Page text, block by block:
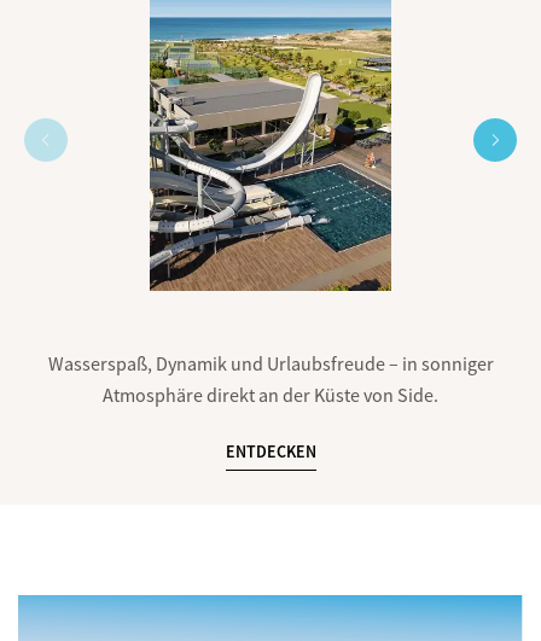
Wasserspaß, Dynamik und Urlaubsfreude – in sonniger
Atmosphäre direkt an der Küste von Side.
ENTDECKEN
Sicherer Wasserspaß für kleine Gäste – in sonniger und
familienfreundlicher Atmosphäre.
ENTDECKEN